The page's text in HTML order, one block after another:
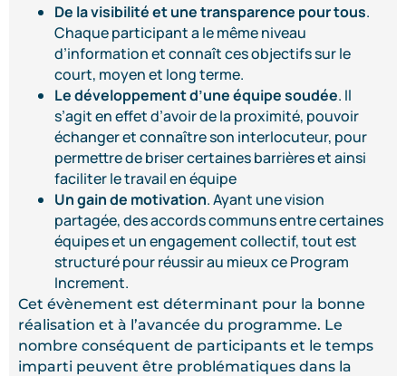
De la visibilité et une transparence pour tous.
Chaque participant a le même niveau
d’information et connaît ces objectifs sur le
court, moyen et long terme.
Le développement d’une équipe soudée. Il
s’agit en effet d’avoir de la proximité, pouvoir
échanger et connaître son interlocuteur, pour
permettre de briser certaines barrières et ainsi
faciliter le travail en équipe
Un gain de motivation. Ayant une vision
partagée, des accords communs entre certaines
équipes et un engagement collectif, tout est
structuré pour réussir au mieux ce Program
Increment.
Cet évènement est déterminant pour la bonne
réalisation et à l’avancée du programme. Le
nombre conséquent de participants et le temps
imparti peuvent être problématiques dans la